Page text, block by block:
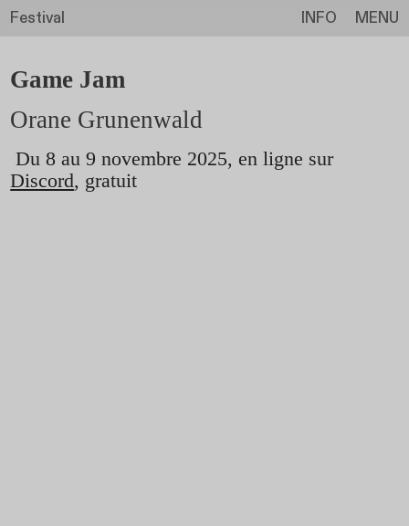
Festival INFO MENU
Game Jam
Orane Grunenwald
Du 8 au 9 novembre 2025, en ligne sur
Discord, gratuit